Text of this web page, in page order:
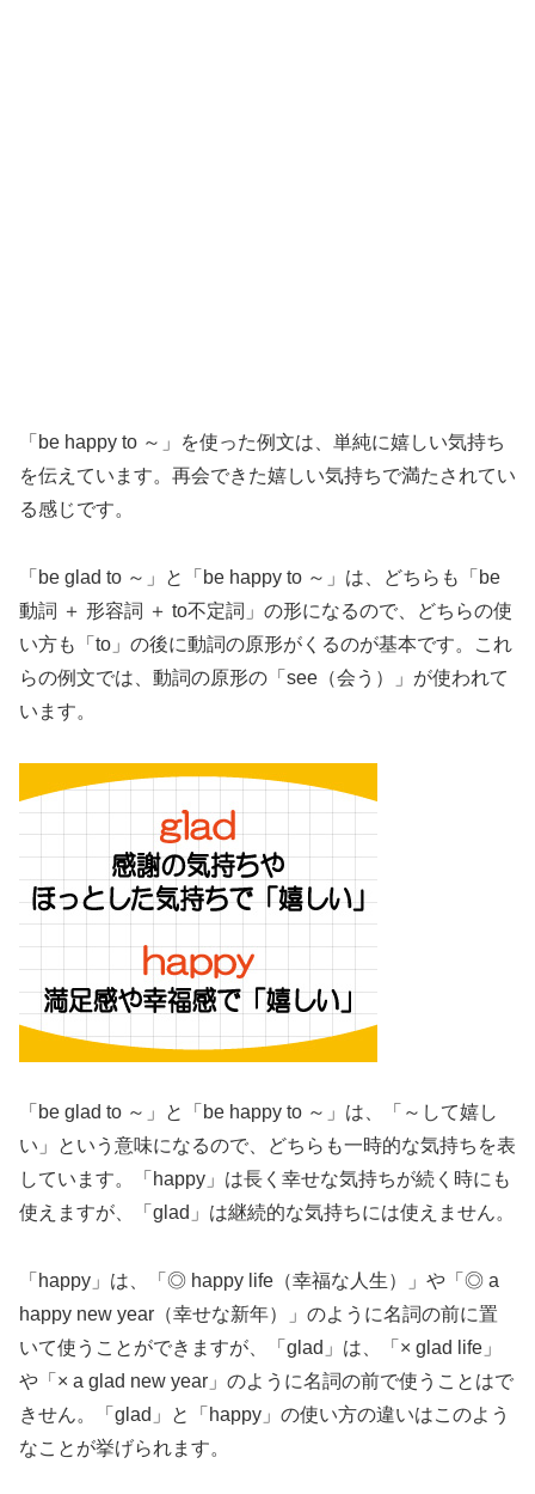
「be happy to ～」を使った例文は、単純に嬉しい気持ち
を伝えています。再会できた嬉しい気持ちで満たされてい
る感じです。
「be glad to ～」と「be happy to ～」は、どちらも「be
動詞 ＋ 形容詞 ＋ to不定詞」の形になるので、どちらの使
い方も「to」の後に動詞の原形がくるのが基本です。これ
らの例文では、動詞の原形の「see（会う）」が使われて
います。
「be glad to ～」と「be happy to ～」は、「～して嬉し
い」という意味になるので、どちらも一時的な気持ちを表
しています。「happy」は長く幸せな気持ちが続く時にも
使えますが、「glad」は継続的な気持ちには使えません。
「happy」は、「◎ happy life（幸福な人生）」や「◎ a
happy new year（幸せな新年）」のように名詞の前に置
いて使うことができますが、「glad」は、「× glad life」
や「× a glad new year」のように名詞の前で使うことはで
きせん。「glad」と「happy」の使い方の違いはこのよう
なことが挙げられます。